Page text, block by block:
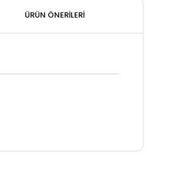
ÜRÜN ÖNERILERI